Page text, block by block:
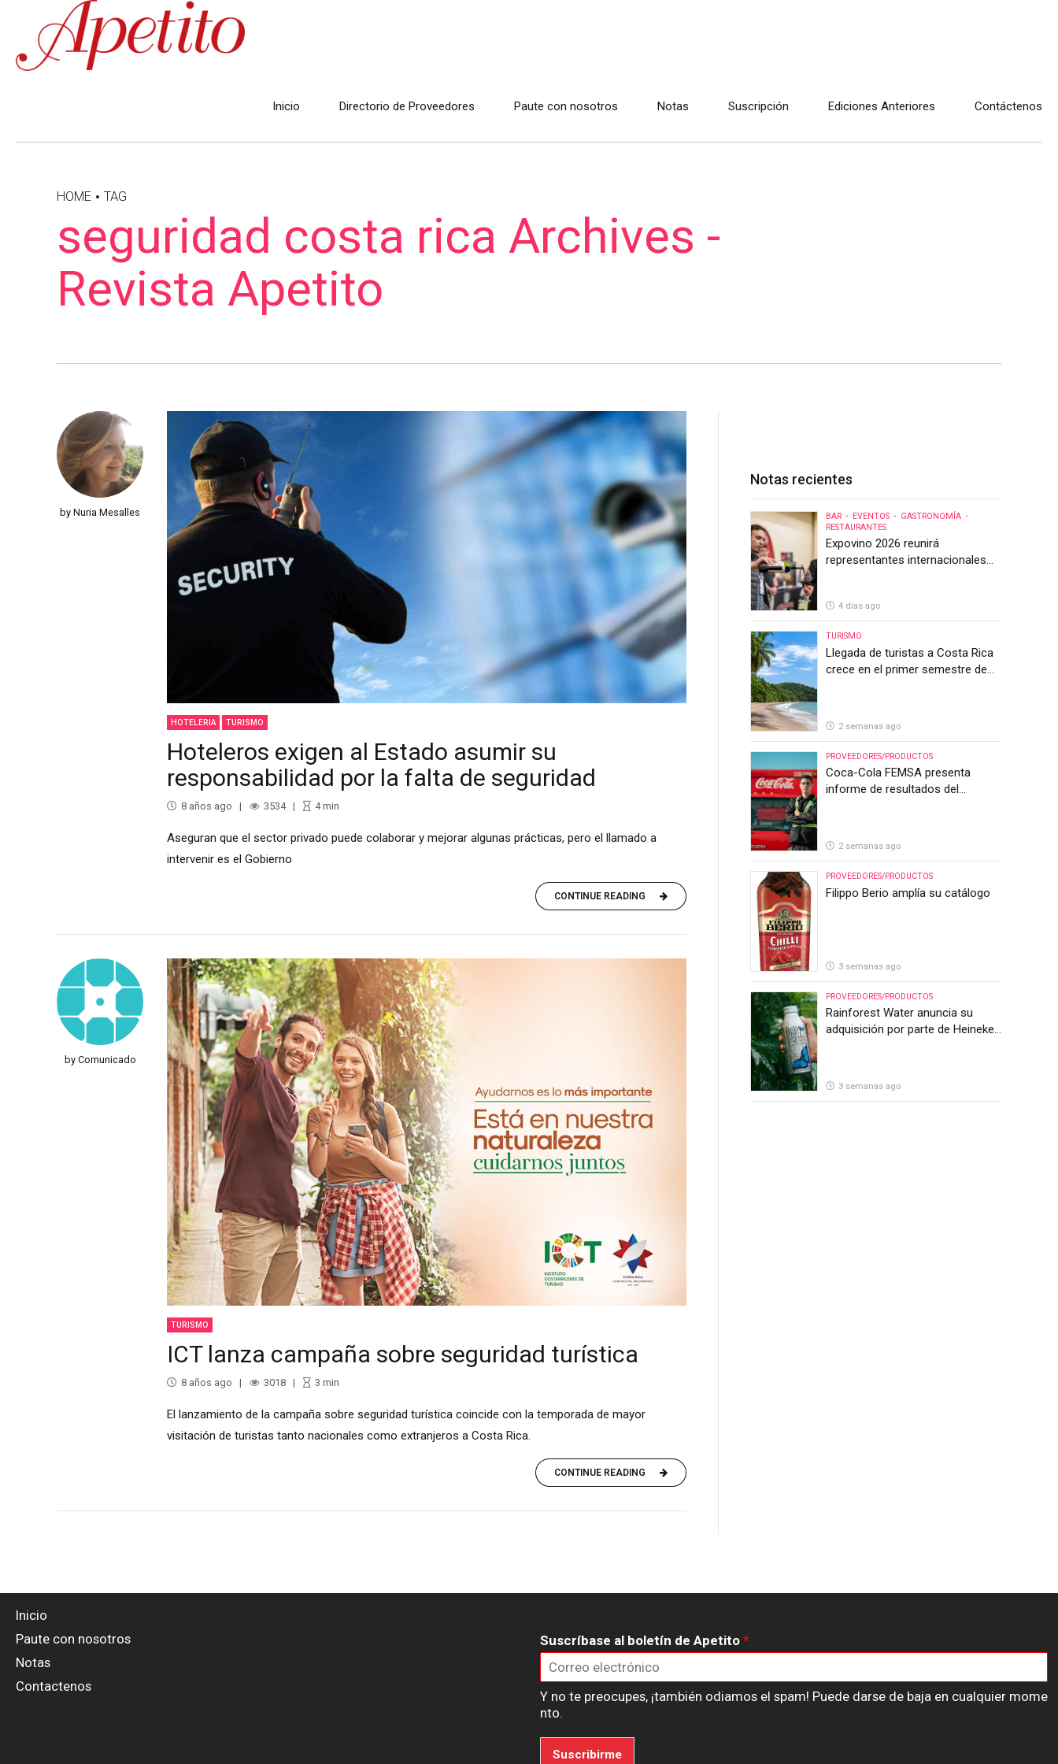
Inicio Directorio de Proveedores Paute con nosotros Notas Suscripción Ediciones Anteriores Contáctenos
HOME TAG
seguridad costa rica Archives -
Revista Apetito
by Nuria Mesalles
HOTELERIA TURISMO
Hoteleros exigen al Estado asumir su
responsabilidad por la falta de seguridad
8 años ago 3534 4min
Aseguran que el sector privado puede colaborar y mejorar algunas prácticas, pero el llamado a
intervenir es el Gobierno
CONTINUE READING
by Comunicado
TURISMO
ICT lanza campaña sobre seguridad turística
8 años ago 3018 3 min
El lanzamiento de la campaña sobre seguridad turística coincide con la temporada de mayor
visitación de turistas tanto nacionales como extranjeros a Costa Rica.
CONTINUE READING
Notas recientes
BAR EVENTOS
GASTRONOMÍA
RESTAURANTES
Expovino 2026 reunirá
representantes internacionales
4 días ago
TURISMO
Llegada de turistas a Costa Rica
crece en el primer semestre de
2 semanas ago
PROVEEDORES/PRODUCTOS
Coca-Cola FEMSA presenta
informe de resultados del
2 semanas ago
PROVEEDORES/PRODUCTOS
Filippo Berio amplía su catálogo
3 semanas ago
PROVEEDORES/PRODUCTOS
Rainforest Water anuncia su
adquisición por parte de Heineken
3 semanas ago
Inicio
Paute con nosotros
Notas
Contactenos
Suscríbase al boletín de Apetito *
Y no te preocupes, ¡también odiamos el spam! Puede darse de baja en cualquier mome
nto.
Suscribirme